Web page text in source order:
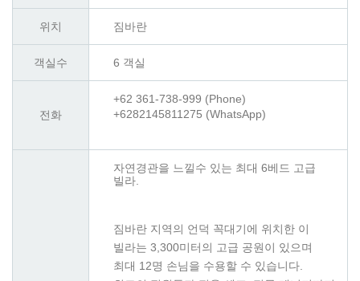
위치 짐바란
객실수 6 객실
전화
+62 361-738-999 (Phone)
+6282145811275 (WhatsApp)
자연경관을 느낄수 있는 최대 6베드 고급
빌라.
짐바란 지역의 언덕 꼭대기에 위치한 이
빌라는 3,300미터의 고급 공원이 있으며
최대 12명 손님을 수용할 수 있습니다.